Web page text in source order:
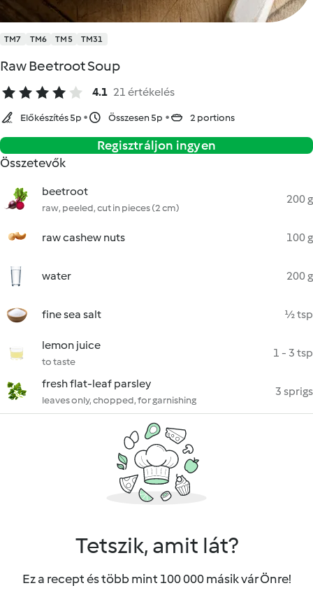
TM7 TM6 TM5 TM31
Raw Beetroot Soup
4.1 21 értékelés
Előkészítés 5p Összesen 5p 2 portions
Regisztráljon ingyen
Összetevők
beetroot
raw, peeled, cut in pieces (2 cm)
200 g
raw cashew nuts 100 g
water 200 g
fine sea salt ½ tsp
lemon juice
to taste
1 - 3 tsp
fresh flat-leaf parsley
leaves only, chopped, for garnishing
3 sprigs
Tetszik, amit lát?
Ez a recept és több mint 100 000 másik vár Önre!